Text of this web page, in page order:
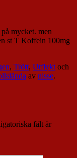
mycket. men
st T Koffein 100mg
, Trött, Utflyktoch
av nisse.
fält är